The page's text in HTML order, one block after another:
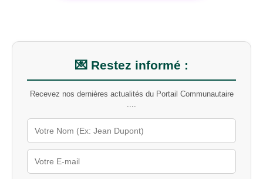
m
o
t
-
l
é
u
r
l
💌 Restez informé :
Recevez nos dernières actualités du Portail Communautaire
....